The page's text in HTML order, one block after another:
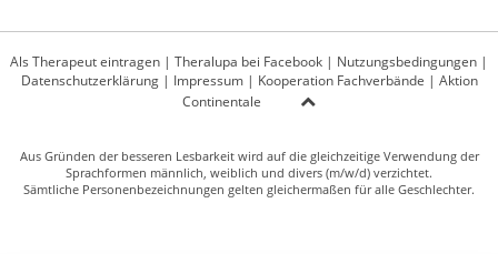
Als Therapeut eintragen | Theralupa bei Facebook | Nutzungsbedingungen |
Datenschutzerklärung| Impressum| Kooperation Fachverbände | Aktion
Continentale
Aus Gründen der besseren Lesbarkeit wird auf die gleichzeitige Verwendung der
Sprachformen männlich, weiblich und divers (m/w/d) verzichtet.
Sämtliche Personenbezeichnungen gelten gleichermaßen für alle Geschlechter.